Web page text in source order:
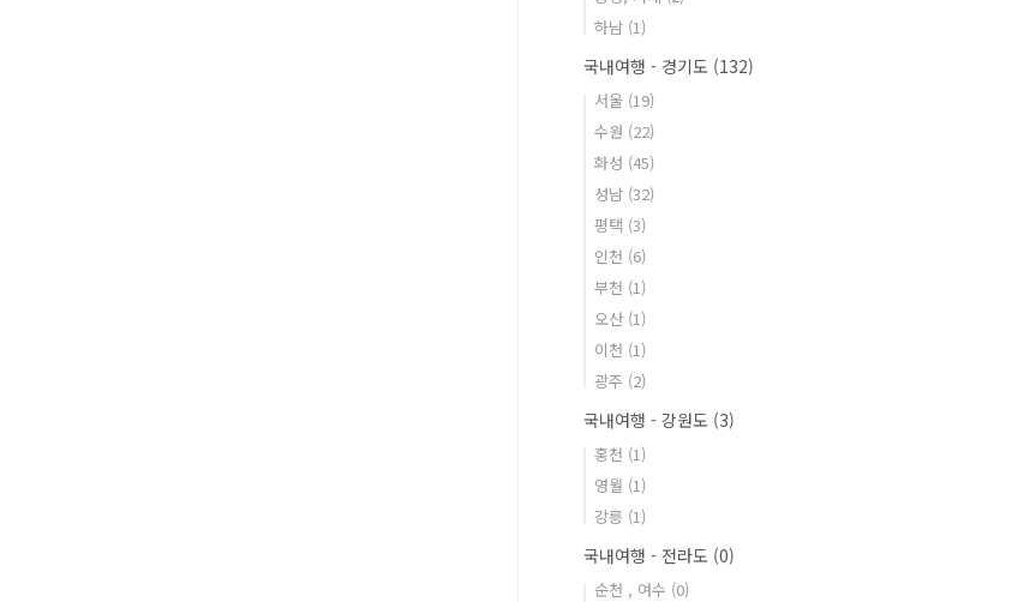
하남 (1)
국내여행 - 경기도 (132)
서울 (19)
수원 (22)
화성 (45)
성남 (32)
평택 (3)
인천 (6)
부천 (1)
오산 (1)
이천 (1)
광주 (2)
국내여행 - 강원도 (3)
홍천 (1)
영월 (1)
강릉 (1)
국내여행 - 전라도 (0)
순천 , 여수 (0)